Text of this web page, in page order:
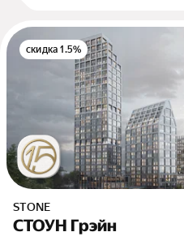
скидка 1.5%
STONE
СТОУН Грэйн